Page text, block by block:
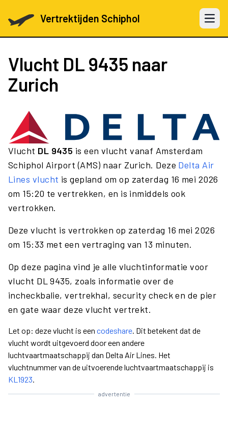
Vertrektijden Schiphol Open
Vlucht DL 9435 naar
Zurich
Vlucht DL 9435 is een vlucht vanaf Amsterdam
Schiphol Airport (AMS) naar Zurich. Deze Delta Air
Lines vlucht is gepland om op zaterdag 16 mei 2026
om 15:20 te vertrekken, en is inmiddels ook
vertrokken.
Deze vlucht is vertrokken op zaterdag 16 mei 2026
om 15:33 met een vertraging van 13 minuten.
Op deze pagina vind je alle vluchtinformatie voor
vlucht DL 9435, zoals informatie over de
incheckbalie, vertrekhal, security check en de pier
en gate waar deze vlucht vertrekt.
Let op: deze vlucht is een codeshare. Dit betekent dat de
vlucht wordt uitgevoerd door een andere
luchtvaartmaatschappij dan Delta Air Lines. Het
vluchtnummer van de uitvoerende luchtvaartmaatschappij is
KL1923.
advertentie